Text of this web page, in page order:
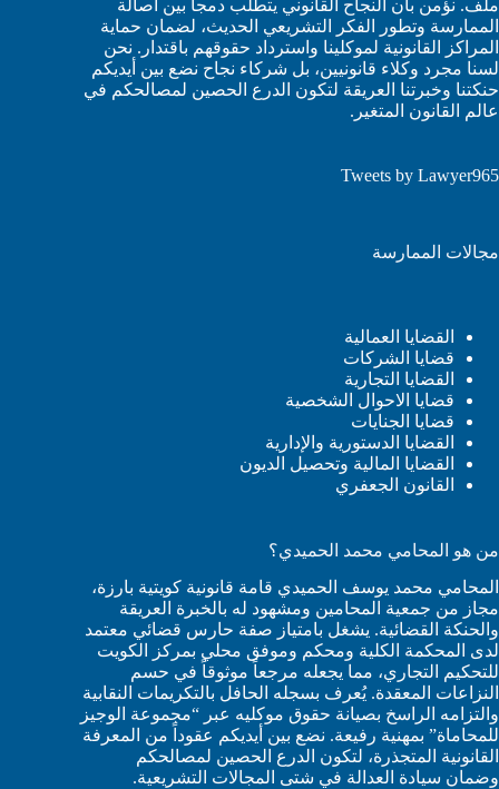
ملف. نؤمن بأن النجاح القانوني يتطلب دمجاً بين أصالة
الممارسة وتطور الفكر التشريعي الحديث، لضمان حماية
المراكز القانونية لموكلينا واسترداد حقوقهم باقتدار. نحن
لسنا مجرد وكلاء قانونيين، بل شركاء نجاح نضع بين أيديكم
حنكتنا وخبرتنا العريقة لتكون الدرع الحصين لمصالحكم في
عالم القانون المتغير.
Tweets by Lawyer965
مجالات الممارسة
القضايا العمالية
قضايا الشركات
القضايا التجارية
قضايا الاحوال الشخصية
قضايا الجنايات
القضايا الدستورية والإدارية
القضايا المالية وتحصيل الديون
القانون الجعفري
من هو المحامي محمد الحميدي؟
المحامي محمد يوسف الحميدي قامة قانونية كويتية بارزة،
مجاز من جمعية المحامين ومشهود له بالخبرة العريقة
والحنكة القضائية. يشغل بامتياز صفة حارس قضائي معتمد
لدى المحكمة الكلية ومحكم وموفق محلي بمركز الكويت
للتحكيم التجاري، مما يجعله مرجعاً موثوقاً في حسم
النزاعات المعقدة. يُعرف بسجله الحافل بالتكريمات النقابية
والتزامه الراسخ بصيانة حقوق موكليه عبر “مجموعة الوجيز
للمحاماة” بمهنية رفيعة. نضع بين أيديكم عقوداً من المعرفة
القانونية المتجذرة، لتكون الدرع الحصين لمصالحكم
وضمان سيادة العدالة في شتى المجالات التشريعية.